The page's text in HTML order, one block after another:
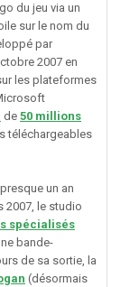
du jeu via un
sur le nom du
par
2007 en
les plateformes
de 50 millions
téléchargeables
un an
2007, le studio
spécialisés
bande-
de sa sortie, la
(désormais